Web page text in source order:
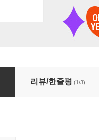
리뷰/한줄평 (1/3)